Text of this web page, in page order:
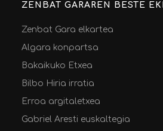
ZENBAT GARAREN BESTE
Zenbat Gara elkartea
Algara konpartsa
Bakaikuko Etxea
Bilbo Hiria irratia
Erroa argitaletxea
Gabriel Aresti euskaltegia